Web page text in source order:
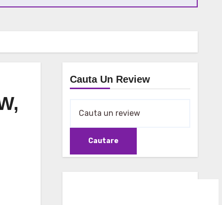
Cauta Un Review